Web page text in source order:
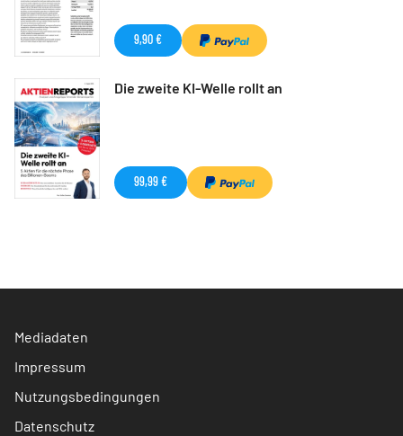
9,90 €
Die zweite KI-Welle rollt an
99,99 €
Mediadaten
Impressum
Nutzungsbedingungen
Datenschutz